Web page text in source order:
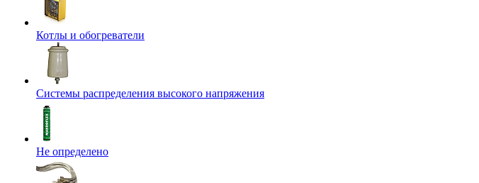
Котлы и обогреватели
Системы распределения высокого напряжения
Не определено